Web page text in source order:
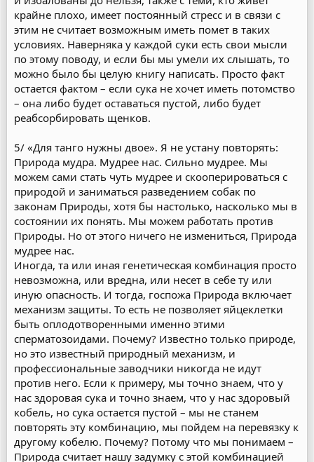
крайне плохо, имеет постоянный стресс и в связи с
этим не считает возможным иметь помет в таких
условиях. Наверняка у каждой суки есть свои мысли
по этому поводу, и если бы мы умели их слышать, то
можно было бы целую книгу написать. Просто факт
остается фактом – если сука не хочет иметь потомство
– она либо будет оставаться пустой, либо будет
реабсорбировать щенков.
5/ «Для танго нужны двое». Я не устану повторять:
Природа мудра. Мудрее нас. Сильно мудрее. Мы
можем сами стать чуть мудрее и скооперироваться с
природой и заниматься разведением собак по
законам Природы, хотя бы настолько, насколько мы в
состоянии их понять. Мы можем работать против
Природы. Но от этого ничего не измениться, Природа
мудрее нас.
Иногда, та или иная генетическая комбинация просто
невозможна, или вредна, или несет в себе ту или
иную опасность. И тогда, госпожа Природа включает
механизм защиты. То есть не позволяет яйцеклетки
быть оплодотворенными именно этими
сперматозоидами. Почему? Известно только природе,
но это известный природный механизм, и
профессиональные заводчики никогда не идут
против него. Если к примеру, мы точно знаем, что у
нас здоровая сука и точно знаем, что у нас здоровый
кобель, но сука остается пустой – мы не станем
повторять эту комбинацию, мы пойдем на перевязку к
другому кобелю. Почему? Потому что мы понимаем –
Природа считает нашу задумку с этой комбинацией